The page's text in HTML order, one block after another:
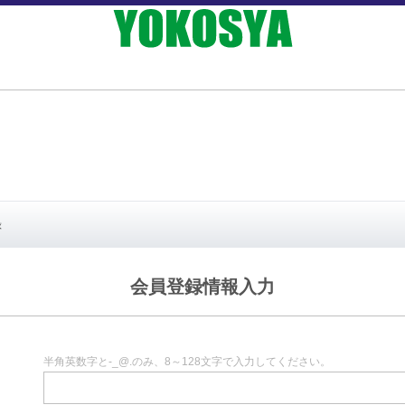
会員登録情報入力
半角英数字と-_@.のみ、8～128文字で入力してください。